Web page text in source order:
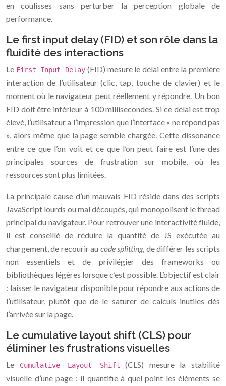
en coulisses sans perturber la perception globale de
performance.
Le first input delay (FID) et son rôle dans la
fluidité des interactions
Le First Input Delay (FID) mesure le délai entre la première
interaction de l’utilisateur (clic, tap, touche de clavier) et le
moment où le navigateur peut réellement y répondre. Un bon
FID doit être inférieur à 100 millisecondes. Si ce délai est trop
élevé, l’utilisateur a l’impression que l’interface « ne répond pas
», alors même que la page semble chargée. Cette dissonance
entre ce que l’on voit et ce que l’on peut faire est l’une des
principales sources de frustration sur mobile, où les
ressources sont plus limitées.
La principale cause d’un mauvais FID réside dans des scripts
JavaScript lourds ou mal découpés, qui monopolisent le thread
principal du navigateur. Pour retrouver une interactivité fluide,
il est conseillé de réduire la quantité de JS exécutée au
chargement, de recourir au code splitting, de différer les scripts
non essentiels et de privilégier des frameworks ou
bibliothèques légères lorsque c’est possible. L’objectif est clair
: laisser le navigateur disponible pour répondre aux actions de
l’utilisateur, plutôt que de le saturer de calculs inutiles dès
l’arrivée sur la page.
Le cumulative layout shift (CLS) pour
éliminer les frustrations visuelles
Le Cumulative Layout Shift
(CLS) mesure la stabilité
visuelle d’une page : il quantifie à quel point les éléments se